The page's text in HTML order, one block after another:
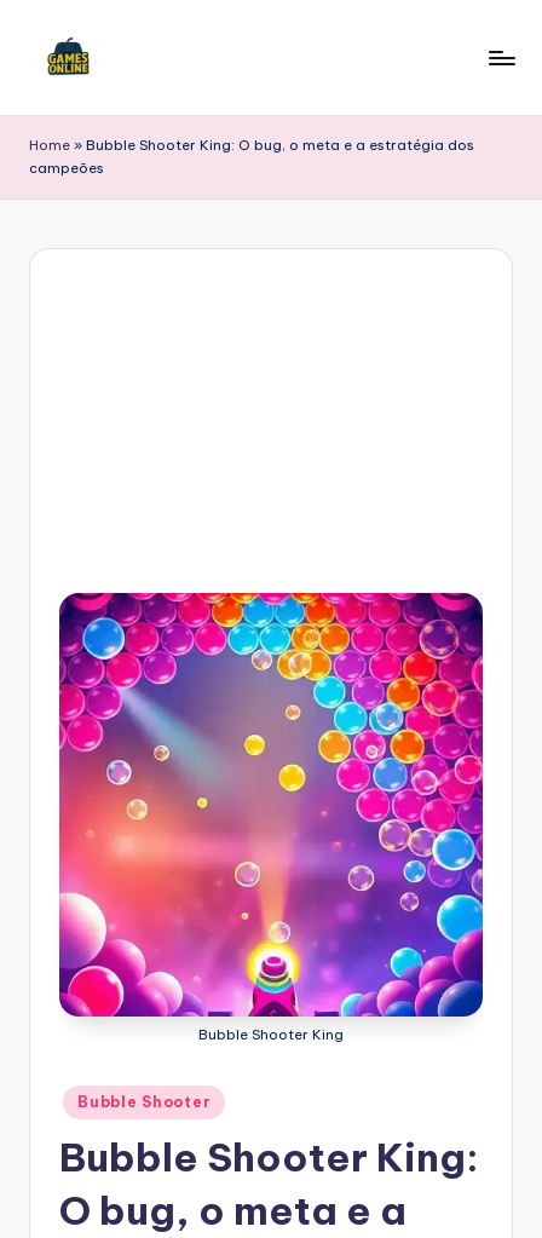
B
Home » Bubble Shooter King: O bug, o meta e a estratégia dos
campeões
Bubble Shooter King
Posted
in
Bubble Shooter
Bubble Shooter King:
O bug, o meta e a